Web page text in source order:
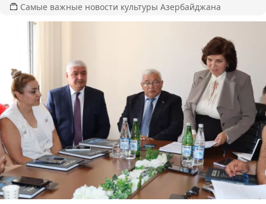
Самые важные новости культуры Азербайджана